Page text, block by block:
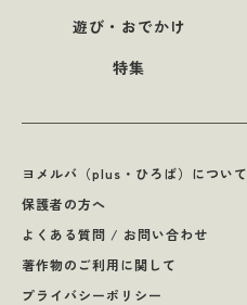
遊び・おでかけ
特集
ヨメルバ（plus・ひろば）について
保護者の方へ
よくある質問 / お問い合わせ
著作物のご利用に関して
プライバシーポリシー